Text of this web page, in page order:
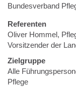
Bundesverband
Referenten
Oliver Hommel,
Vorsitzender der
Zielgruppe
Alle
Pflege